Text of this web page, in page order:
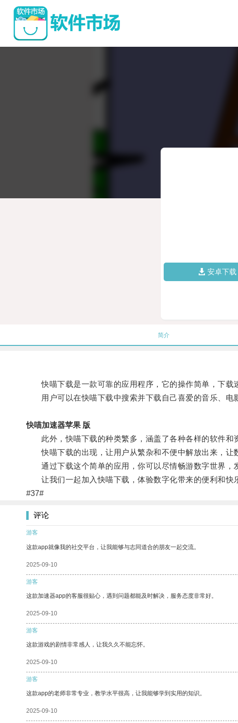
安卓下载
简介
快喵下载是一款可靠的应用程序，它的操作简单，下载
用户可以在快喵下载中搜索并下载自己喜爱的音乐、电
快喵加速器苹果 版
此外，快喵下载的种类繁多，涵盖了各种各样的软件和
快喵下载的出现，让用户从繁杂和不便中解放出来，让
通过下载这个简单的应用，你可以尽情畅游数字世界，
让我们一起加入快喵下载，体验数字化带来的便利和快
#37#
评论
游客
这款app就像我的社交平台，让我能够与志同道合的朋友一起交流。
2025-09-10
游客
这款加速器app的客服很贴心，遇到问题都能及时解决，服务态度非常好。
2025-09-10
游客
这款游戏的剧情非常感人，让我久久不能忘怀。
2025-09-10
游客
这款app的老师非常专业，教学水平很高，让我能够学到实用的知识。
2025-09-10